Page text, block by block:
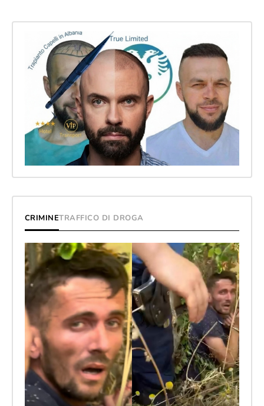
CRIMINETRAFFICO DI DROGA